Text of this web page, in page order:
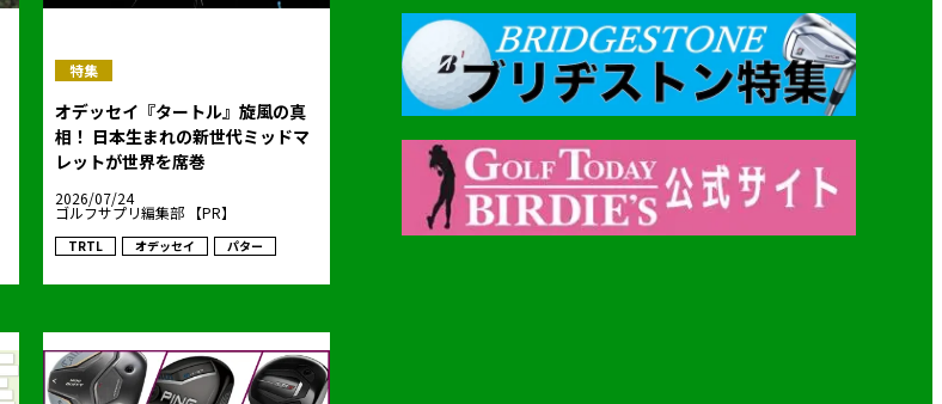
特集
オデッセイ『タートル』旋風の真
相！ 日本生まれの新世代ミッドマ
レットが世界を席巻
2026/07/24
ゴルフサプリ編集部 【PR】
TRTL オデッセイ パター